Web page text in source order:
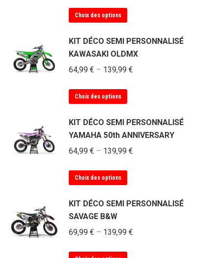
Choix des options
produit
a
plusieurs
Les
options
choisies
sur
la
du
produit
KIT DÉCO SEMI PERSONNALISÉ
KAWASAKI OLDMX
64,99 € – 139,99 €
Choix des options
produit
a
plusieurs
Les
options
choisies
la
du
KIT DÉCO SEMI PERSONNALISÉ
YAMAHA 50th ANNIVERSARY
64,99 € – 139,99 €
Choix des options
produit
a
Les
options
KIT DÉCO SEMI PERSONNALISÉ
SAVAGE B&W
69,99 € – 139,99 €